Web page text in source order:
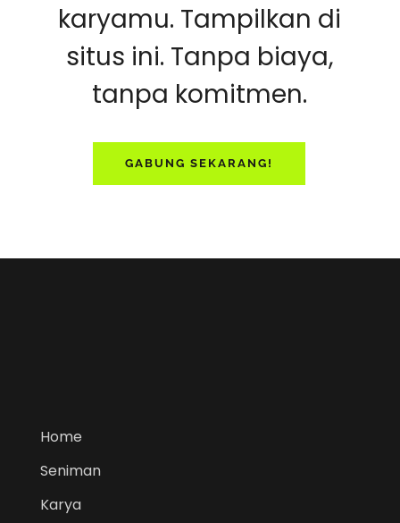
karyamu. Tampilkan di
situs ini. Tanpa biaya,
tanpa komitmen.
GABUNG SEKARANG!
Home
Seniman
Karya